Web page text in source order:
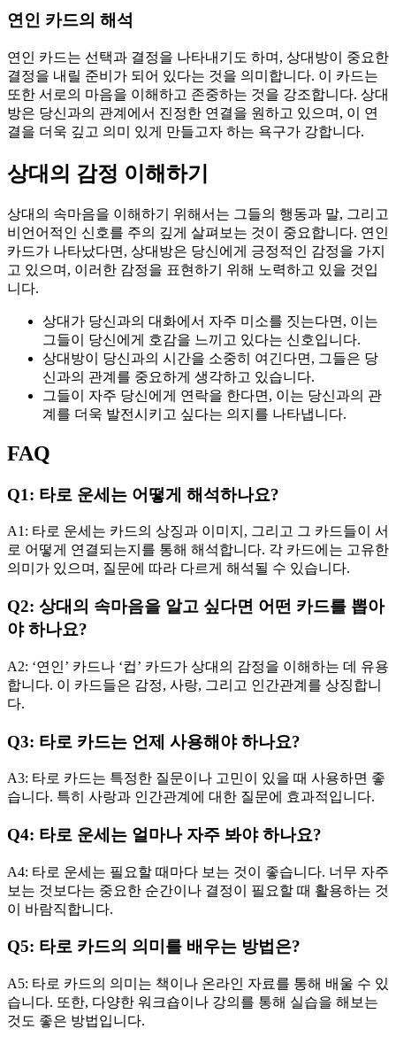
연인 카드의 해석
연인 카드는 선택과 결정을 나타내기도 하며, 상대방이 중요한
결정을 내릴 준비가 되어 있다는 것을 의미합니다. 이 카드는
또한 서로의 마음을 이해하고 존중하는 것을 강조합니다. 상대
방은 당신과의 관계에서 진정한 연결을 원하고 있으며, 이 연
결을 더욱 깊고 의미 있게 만들고자 하는 욕구가 강합니다.
상대의 감정 이해하기
상대의 속마음을 이해하기 위해서는 그들의 행동과 말, 그리고
비언어적인 신호를 주의 깊게 살펴보는 것이 중요합니다. 연인
카드가 나타났다면, 상대방은 당신에게 긍정적인 감정을 가지
고 있으며, 이러한 감정을 표현하기 위해 노력하고 있을 것입
니다.
상대가 당신과의 대화에서 자주 미소를 짓는다면, 이는
그들이 당신에게 호감을 느끼고 있다는 신호입니다.
상대방이 당신과의 시간을 소중히 여긴다면, 그들은 당
신과의 관계를 중요하게 생각하고 있습니다.
그들이 자주 당신에게 연락을 한다면, 이는 당신과의 관
계를 더욱 발전시키고 싶다는 의지를 나타냅니다.
FAQ
Q1: 타로 운세는 어떻게 해석하나요?
A1: 타로 운세는 카드의 상징과 이미지, 그리고 그 카드들이 서
로 어떻게 연결되는지를 통해 해석합니다. 각 카드에는 고유한
의미가 있으며, 질문에 따라 다르게 해석될 수 있습니다.
Q2: 상대의 속마음을 알고 싶다면 어떤 카드를 뽑아
야 하나요?
A2: ‘연인’ 카드나 ‘컵’ 카드가 상대의 감정을 이해하는 데 유용
합니다. 이 카드들은 감정, 사랑, 그리고 인간관계를 상징합니
다.
Q3: 타로 카드는 언제 사용해야 하나요?
A3: 타로 카드는 특정한 질문이나 고민이 있을 때 사용하면 좋
습니다. 특히 사랑과 인간관계에 대한 질문에 효과적입니다.
Q4: 타로 운세는 얼마나 자주 봐야 하나요?
A4: 타로 운세는 필요할 때마다 보는 것이 좋습니다. 너무 자주
보는 것보다는 중요한 순간이나 결정이 필요할 때 활용하는 것
이 바람직합니다.
Q5: 타로 카드의 의미를 배우는 방법은?
A5: 타로 카드의 의미는 책이나 온라인 자료를 통해 배울 수 있
습니다. 또한, 다양한 워크숍이나 강의를 통해 실습을 해보는
것도 좋은 방법입니다.